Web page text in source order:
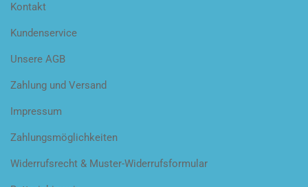
Kontakt
Kundenservice
Unsere AGB
Zahlung und Versand
Impressum
Zahlungsmöglichkeiten
Widerrufsrecht & Muster-Widerrufsformular